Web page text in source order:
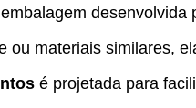
desenvolvida
ou materiais similares,
é projetada para